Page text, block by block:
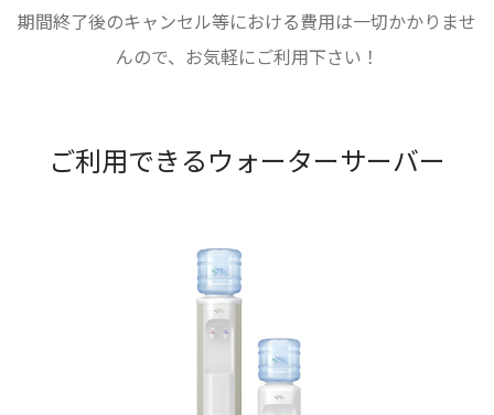
期間終了後のキャンセル等における費用は一切かかりませ
んので、お気軽にご利用下さい！
ご利用できるウォーターサーバー